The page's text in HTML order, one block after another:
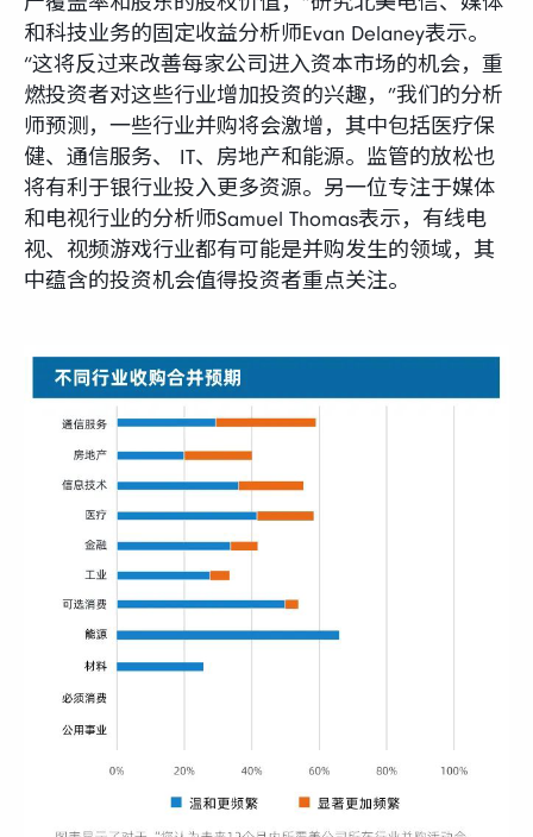
和科技业务的固定收益分析师Evan Delaney表示。
“这将反过来改善每家公司进入资本市场的机会，重
燃投资者对这些行业增加投资的兴趣，”我们的分析
师预测，一些行业并购将会激增，其中包括医疗保
健、通信服务、 IT、房地产和能源。监管的放松也
将有利于银行业投入更多资源。另一位专注于媒体
和电视行业的分析师Samuel Thomas表示，有线电
视、视频游戏行业都有可能是并购发生的领域，其
中蕴含的投资机会值得投资者重点关注。